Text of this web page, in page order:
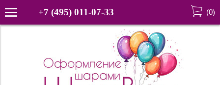
+7 (495) 011-07-33 (0)